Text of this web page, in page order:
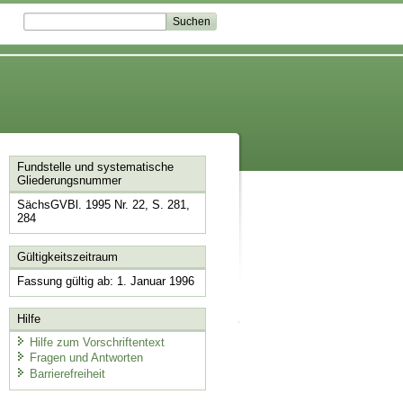
Fundstelle und systematische
Gliederungsnummer
SächsGVBl. 1995 Nr. 22, S. 281,
284
Gültigkeitszeitraum
Fassung gültig ab: 1. Januar 1996
Hilfe
Hilfe zum Vorschriftentext
Fragen und Antworten
Barrierefreiheit